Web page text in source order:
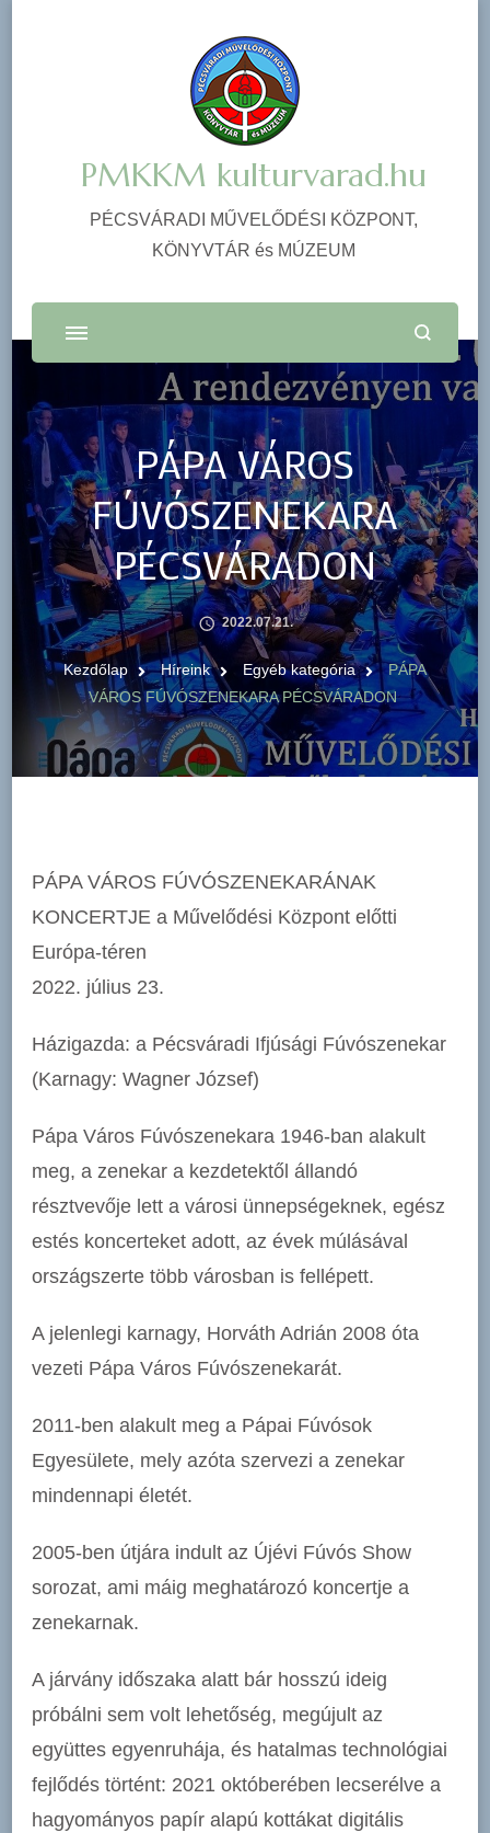
PMKKM kulturvarad.hu
PÉCSVÁRADI MŰVELŐDÉSI KÖZPONT,
KÖNYVTÁR és MÚZEUM
PÁPA VÁROS
FÚVÓSZENEKARA
PÉCSVÁRADON
2022.07.21.
Kezdőlap Híreink Egyéb kategória
PÁPA
VÁROS FÚVÓSZENEKARA PÉCSVÁRADON
PÁPA VÁROS FÚVÓSZENEKARÁNAK
KONCERTJE a Művelődési Központ előtti
Európa-téren
2022. július 23.
Házigazda: a Pécsváradi Ifjúsági Fúvószenekar
(Karnagy: Wagner József)
Pápa Város Fúvószenekara 1946-ban alakult
meg, a zenekar a kezdetektől állandó
résztvevője lett a városi ünnepségeknek, egész
estés koncerteket adott, az évek múlásával
országszerte több városban is fellépett.
A jelenlegi karnagy, Horváth Adrián 2008 óta
vezeti Pápa Város Fúvószenekarát.
2011-ben alakult meg a Pápai Fúvósok
Egyesülete, mely azóta szervezi a zenekar
mindennapi életét.
2005-ben útjára indult az Újévi Fúvós Show
sorozat, ami máig meghatározó koncertje a
zenekarnak.
A járvány időszaka alatt bár hosszú ideig
próbálni sem volt lehetőség, megújult az
együttes egyenruhája, és hatalmas technológiai
fejlődés történt: 2021 októberében lecserélve a
hagyományos papír alapú kottákat digitális